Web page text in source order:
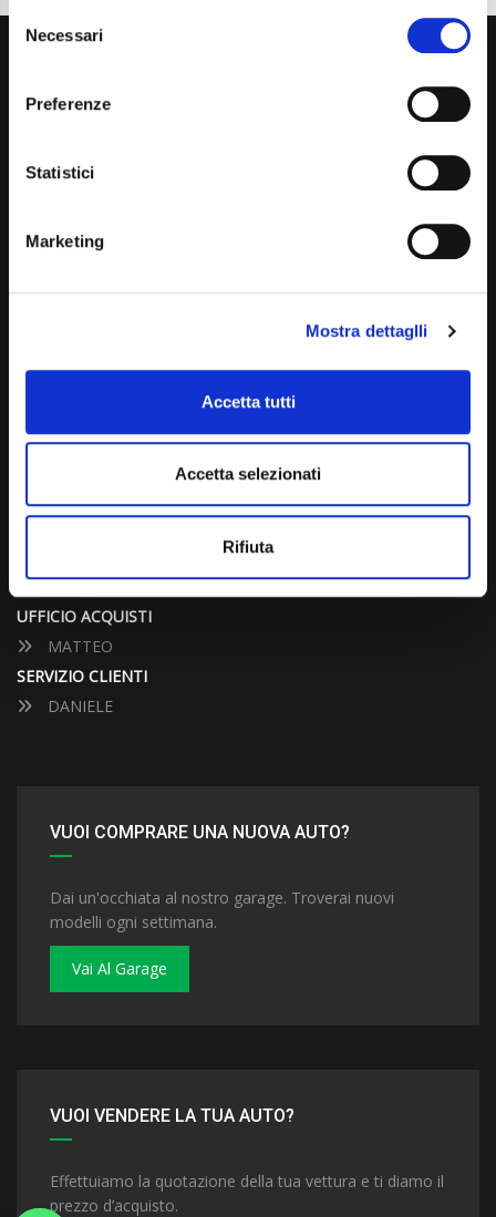
mera chiusura del banner non comporta l’accettazione
tutti” o selezionando le diverse categorie di cookies
Consent
Selection
Necessari
Preferenze
Statistici
Marketing
Mostra dettaglli
Accetta tutti
Accetta selezionati
Rifiuta
Via Giuditta Pasta 2, Como (CO) 22100
(+39) 031 431 3066
UFFICIO VENDITE
ALESSANDRO
UFFICIO ACQUISTI
MATTEO
SERVIZIO CLIENTI
DANIELE
VUOI COMPRARE UNA NUOVA AUTO?
Dai un'occhiata al nostro garage. Troverai nuovi
modelli ogni settimana.
Vai Al Garage
VUOI VENDERE LA TUA AUTO?
Effettuiamo la quotazione della tua vettura e ti diamo il
prezzo d’acquisto.